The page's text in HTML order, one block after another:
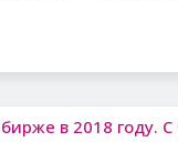
в 2018 году. С